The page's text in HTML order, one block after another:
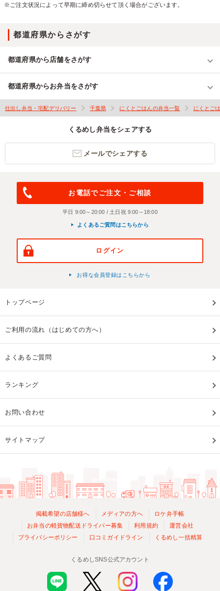
※ご注文状況によって早期に締め切らせて頂く場合がございます。
都道府県からさがす
都道府県から店舗をさがす
都道府県からお弁当をさがす
仕出し弁当・宅配デリバリー 千葉県 にくとごはんの弁当一覧 にくとご
くるめし弁当をシェアする
メールでシェアする
お電話でご注文・ご相談
平日 9:00～20:00 / 土日祝 9:00～18:00
よくあるご質問はこちらから
ログイン
お得な会員登録はこちらから
トップページ
ご利用の流れ（はじめての方へ）
よくあるご質問
ランキング
お問い合わせ
サイトマップ
掲載希望の店舗様へ メディアの方へ
ロケ弁手帳
お弁当の軽貨物配送ドライバー募集
利用規約
運営会社
プライバシーポリシー
口コミガイドライン くるめし一括精算
くるめしSNS公式アカウント